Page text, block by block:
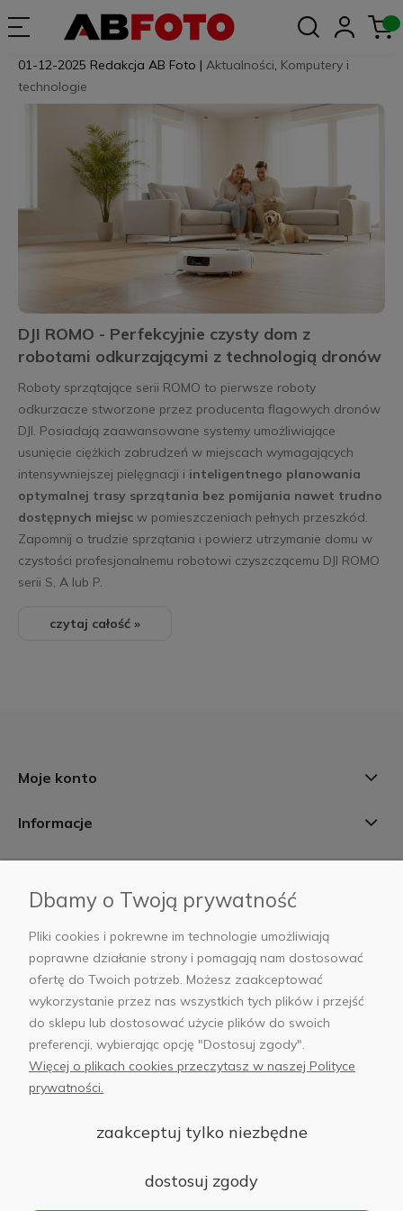
DJI ROMO - Perfekcyjnie czysty dom z
robotami odkurzającymi z technologią dronów
01-12-2025 Redakcja AB Foto | Aktualności, Komputery i
technologie
Roboty sprzątające serii ROMO to pierwsze roboty
odkurzacze stworzone przez producenta flagowych dronów
DJI. Posiadają zaawansowane systemy umożliwiające
usunięcie ciężkich zabrudzeń w miejscach wymagających
intensywniejszej pielęgnacji i inteligentnego planowania
optymalnej trasy sprzątania bez pomijania nawet trudno
dostępnych miejscw pomieszczeniach pełnych przeszkód.
Zapomnij o trudzie sprzątania i powierz utrzymanie domu w
czystości profesjonalnemu robotowi czyszczącemu DJI ROMO
serii S, A lub P.
czytaj całość »
Moje konto
Informacje
AB Foto
sklep@abfoto.pl
+48 797 971 275
© 2025 Wszelkie prawa zastrzeżone. Serwis własnością:
Sp. z o.o.
Dbamy o Twoją prywatność
Pliki cookies i pokrewne im technologie umożliwiają
poprawne działanie strony i pomagają nam dostosować
ofertę do Twoich potrzeb. Możesz zaakceptować
wykorzystanie przez nas wszystkich tych plików i przejść
do sklepu lub dostosować użycie plików do swoich
preferencji, wybierając opcję "Dostosuj zgody".
Więcej o plikach cookies przeczytasz w naszej Polityce
prywatności.
zaakceptuj tylko niezbędne
dostosuj zgody